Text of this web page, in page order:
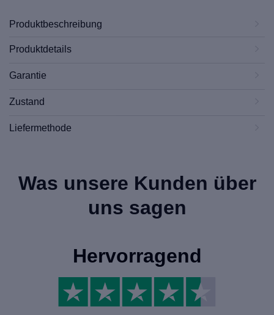
Produktbeschreibung
Produktdetails
Garantie
Zustand
Liefermethode
Was unsere Kunden über
uns sagen
Hervorragend